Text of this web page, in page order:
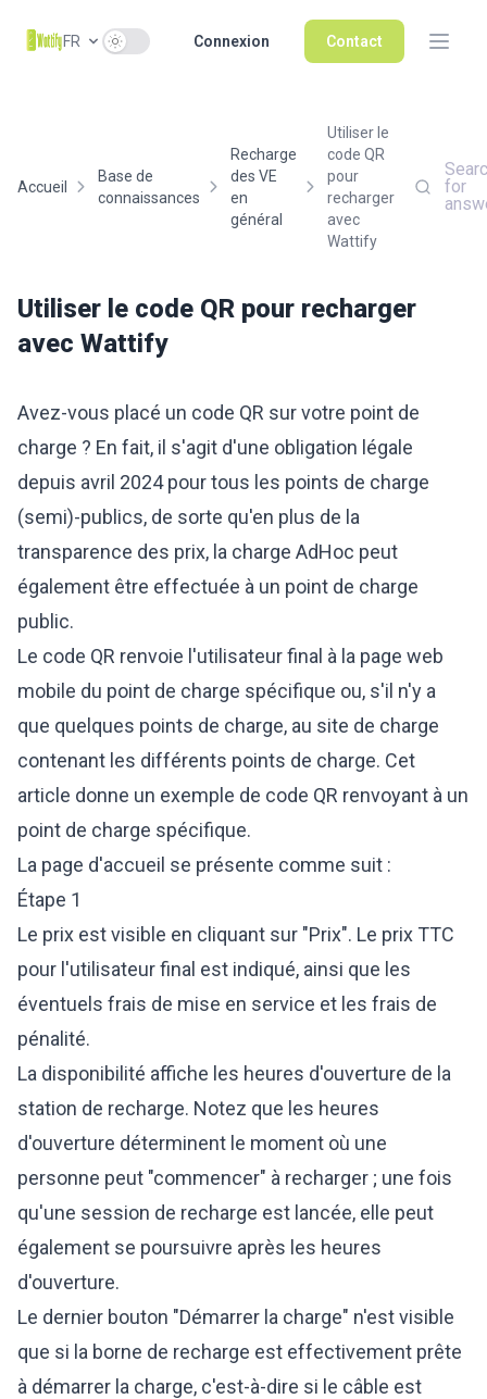
FR Use setting Connexion Contact
Accueil
Base de
connaissances
Recharge
des VE
en
général
Utiliser le
code QR
pour
recharger
avec
Wattify
for
Utiliser le code QR pour recharger
avec Wattify
Avez-vous placé un code QR sur votre point de
charge ? En fait, il s'agit d'une obligation légale
depuis avril 2024 pour tous les points de charge
(semi)-publics, de sorte qu'en plus de la
transparence des prix, la charge AdHoc peut
également être effectuée à un point de charge
public.
Le code QR renvoie l'utilisateur final à la page web
mobile du point de charge spécifique ou, s'il n'y a
que quelques points de charge, au site de charge
contenant les différents points de charge. Cet
article donne un exemple de code QR renvoyant à un
point de charge spécifique.
La page d'accueil se présente comme suit :
Étape 1
Le prix est visible en cliquant sur "Prix". Le prix TTC
pour l'utilisateur final est indiqué, ainsi que les
éventuels frais de mise en service et les frais de
pénalité.
La disponibilité affiche les heures d'ouverture de la
station de recharge. Notez que les heures
d'ouverture déterminent le moment où une
personne peut "commencer" à recharger ; une fois
qu'une session de recharge est lancée, elle peut
également se poursuivre après les heures
d'ouverture.
Le dernier bouton "Démarrer la charge" n'est visible
que si la borne de recharge est effectivement prête
à démarrer la charge, c'est-à-dire si le câble est